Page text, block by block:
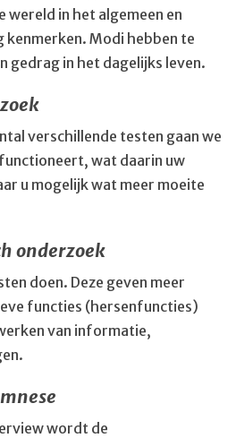
wereld in het algemeen en
kenmerken. Modi hebben te
gedrag in het dagelijks leven.
verschillende testen gaan we
wat daarin uw
u mogelijk wat meer moeite
onderzoek
doen. Deze geven meer
functies (hersenfuncties)
van informatie,
wordt de